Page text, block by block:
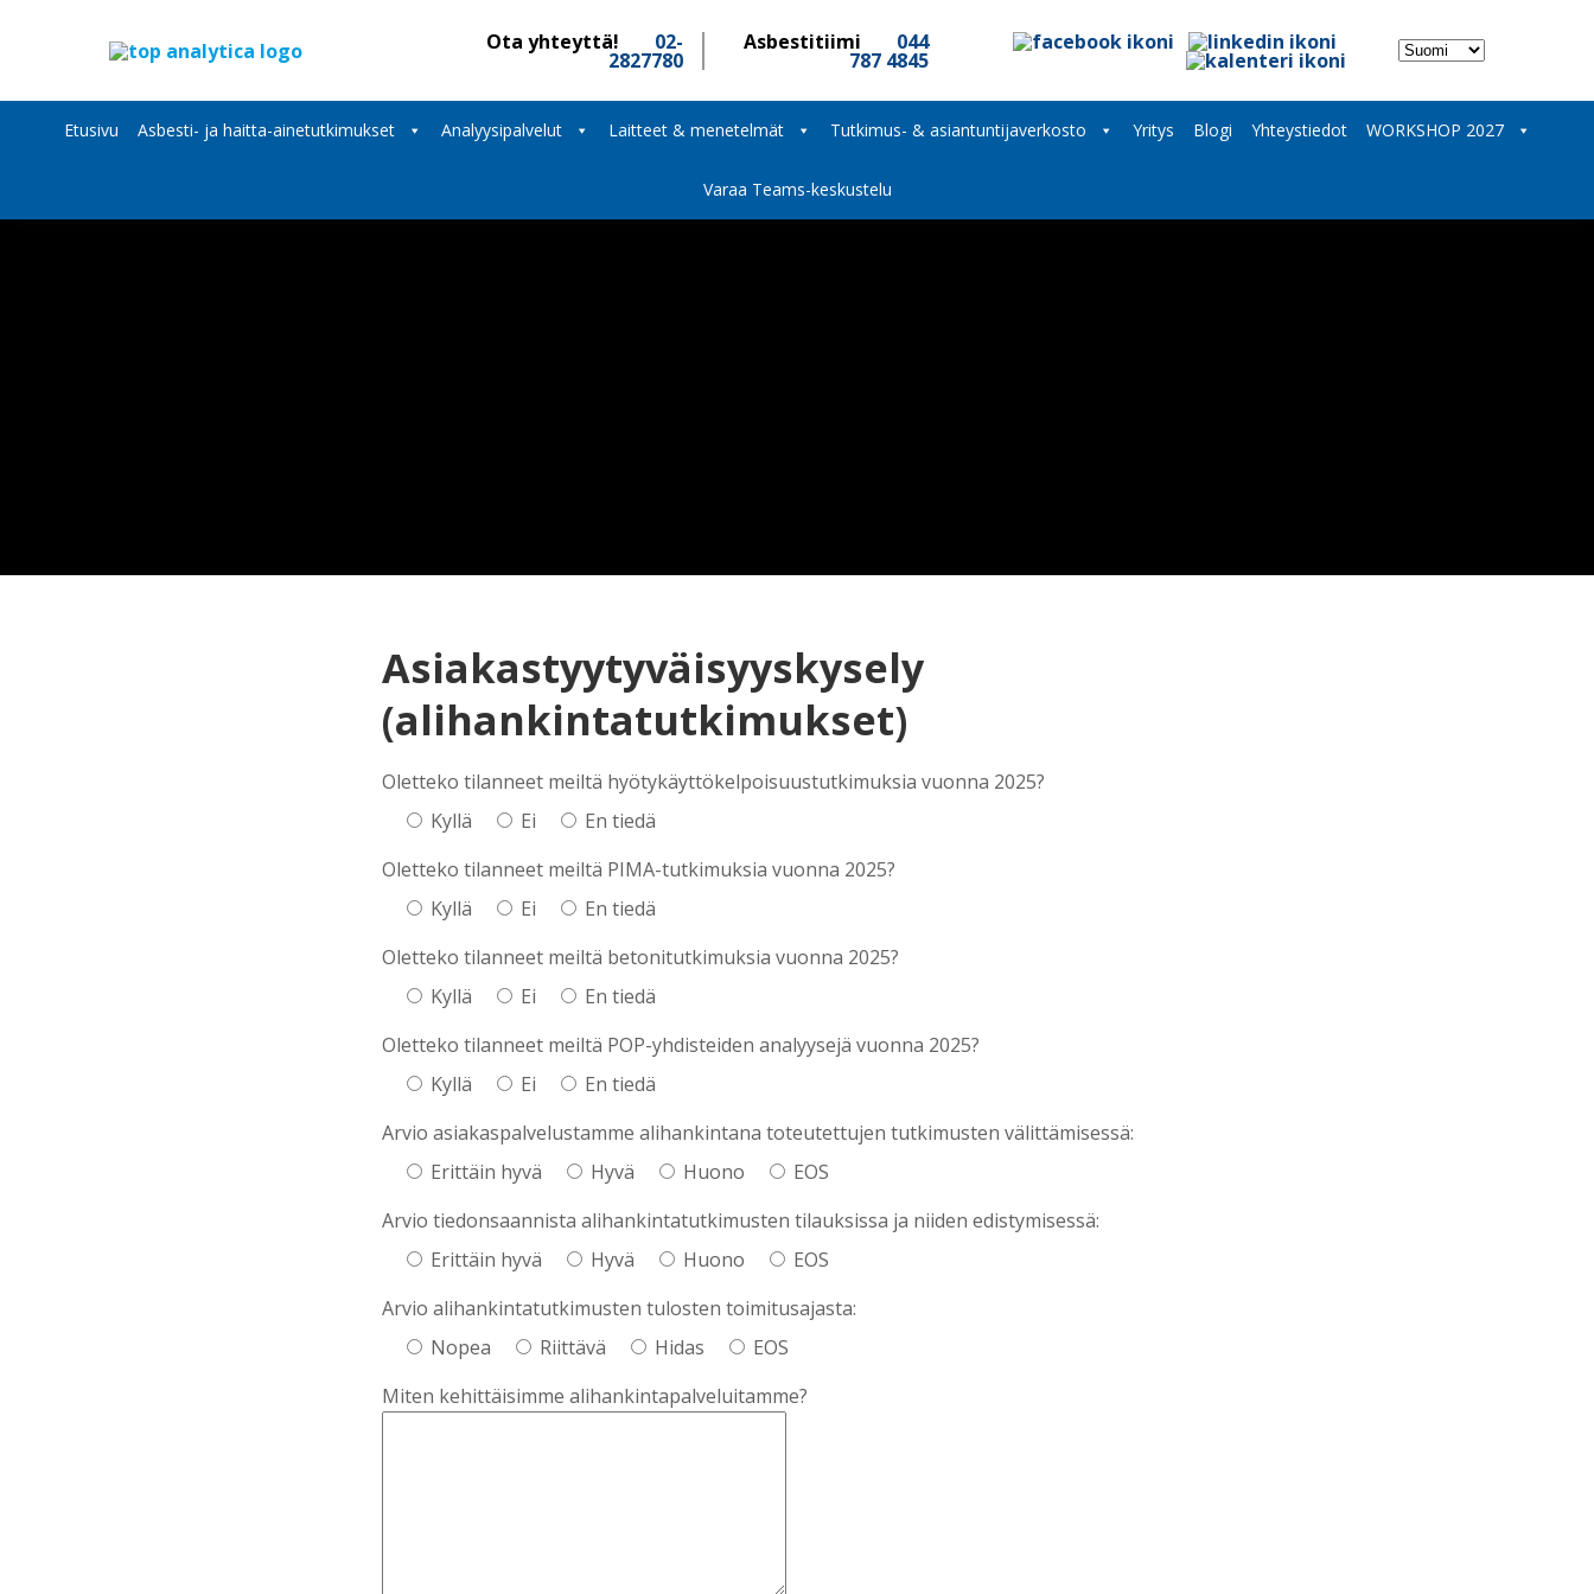
Ota yhteyttä! 02-
2827780
Asbestitiimi 044
787 4845 Valitse
kieli
Etusivu Asbesti- ja haitta-ainetutkimukset Analyysipalvelut Laitteet & menetelmät Tutkimus- & asiantuntijaverkosto Yritys Blogi Yhteystiedot WORKSHOP 2027
Varaa Teams-keskustelu
Asiakastyytyväisyyskysely
(alihankintatutkimukset)
Oletteko tilanneet meiltä hyötykäyttökelpoisuustutkimuksia vuonna 2025?
Kyllä
Ei
En tiedä
Oletteko tilanneet meiltä PIMA-tutkimuksia vuonna 2025?
Kyllä
Ei
En tiedä
Oletteko tilanneet meiltä betonitutkimuksia vuonna 2025?
Kyllä
Ei
En tiedä
Oletteko tilanneet meiltä POP-yhdisteiden analyysejä vuonna 2025?
Kyllä
Ei
En tiedä
Arvio asiakaspalvelustamme alihankintana toteutettujen tutkimusten välittämisessä:
Erittäin hyvä
Hyvä Huono
EOS
Arvio tiedonsaannista alihankintatutkimusten tilauksissa ja niiden edistymisessä:
Erittäin hyvä
Hyvä Huono
EOS
Arvio alihankintatutkimusten tulosten toimitusajasta:
Nopea
Riittävä Hidas
EOS
Miten kehittäisimme alihankintapalveluitamme?